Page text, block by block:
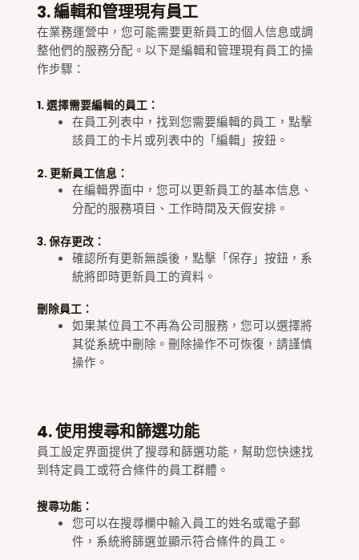
3. 編輯和管理現有員工
在業務運營中，您可能需要更新員工的個人信息或調
整他們的服務分配。以下是編輯和管理現有員工的操
作步驟：
1. 選擇需要編輯的員工：
在員工列表中，找到您需要編輯的員工，點擊
該員工的卡片或列表中的「編輯」按鈕。
2. 更新員工信息：
在編輯界面中，您可以更新員工的基本信息、
分配的服務項目、工作時間及天假安排。
3. 保存更改：
確認所有更新無誤後，點擊「保存」按鈕，系
統將即時更新員工的資料。
刪除員工：
如果某位員工不再為公司服務，您可以選擇將
其從系統中刪除。刪除操作不可恢復，請謹慎
操作。
4. 使用搜尋和篩選功能
員工設定界面提供了搜尋和篩選功能，幫助您快速找
到特定員工或符合條件的員工群體。
搜尋功能：
您可以在搜尋欄中輸入員工的姓名或電子郵
件，系統將篩選並顯示符合條件的員工。